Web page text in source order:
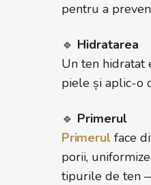
pentru a
🔹 Hidratarea
Un ten hidratat
piele și aplic-o
🔹 Primerul
Primerulface
porii,
tipurile de ten